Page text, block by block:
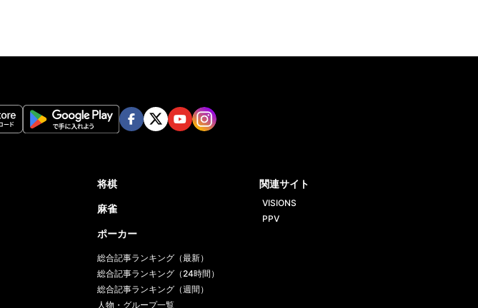
将棋
麻雀
ポーカー
総合記事ランキング（最新）
総合記事ランキング（24時間）
総合記事ランキング（週間）
人物・グループ一覧
関連サイト
VISIONS
PPV